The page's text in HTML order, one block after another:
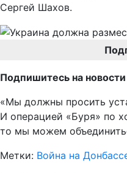
Сергей Шахов.
Подпишитесь на
«Мы должны просить
И операцией «Буря» по
то мы можем
Метки: Война на